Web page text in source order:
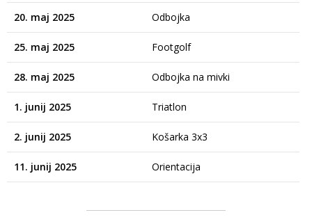
20. maj 2025 Odbojka
25. maj 2025 Footgolf
28. maj 2025 Odbojka na mivki
1. junij 2025 Triatlon
2. junij 2025 Košarka 3x3
11. junij 2025 Orientacija